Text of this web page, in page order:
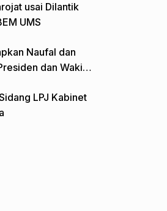
usai Dilantik
UMS
Naufal dan
dan Wakil
LPJ Kabinet